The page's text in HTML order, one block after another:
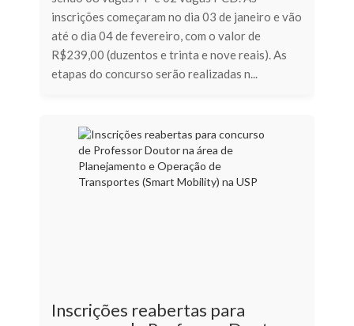
inscrições começaram no dia 03 de janeiro e vão
até o dia 04 de fevereiro, com o valor de
R$239,00 (duzentos e trinta e nove reais). As
etapas do concurso serão realizadas n...
Inscrições reabertas para